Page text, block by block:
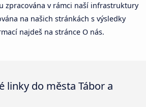
zpracována v rámci naší infrastruktury
na našich stránkách s výsledky
najdeš na stránce O nás.
linky do města Tábor a